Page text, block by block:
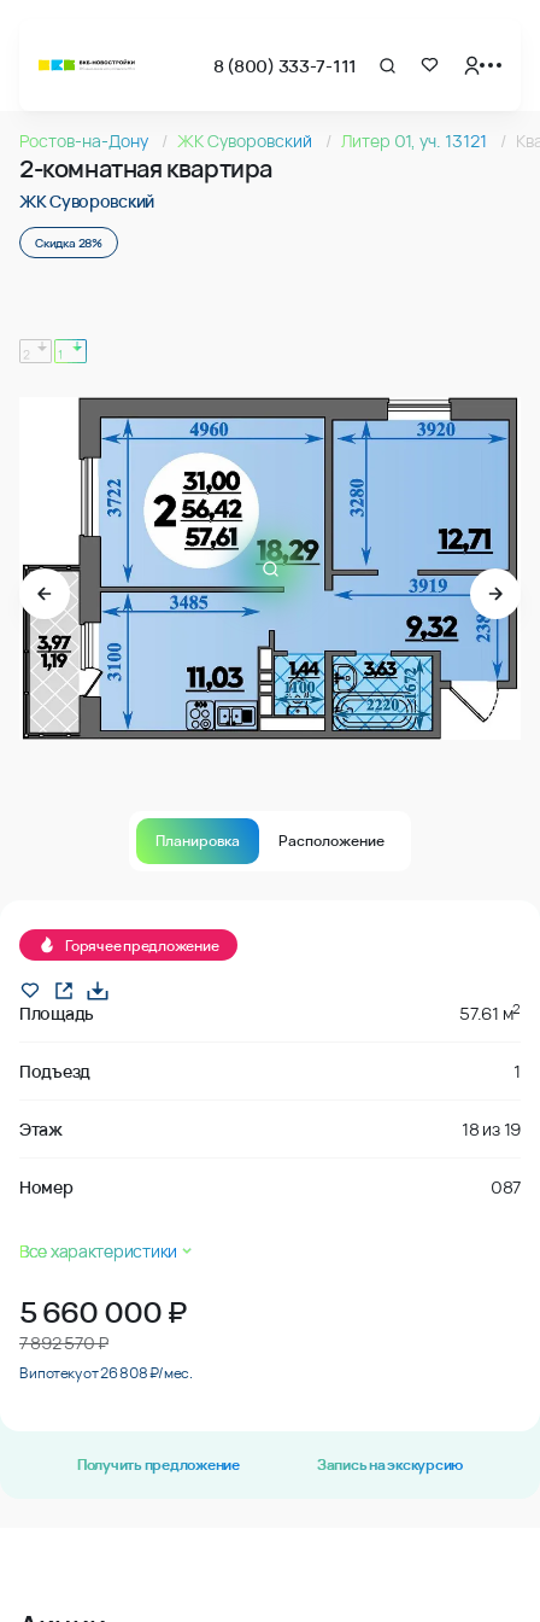
8 (800) 333-7-111
Квартира № 087 в ЖК Суворовский : подъезд 1, этаж 18,
2-комнатная квартира 57.61м2 в ЖК Суворовский, №087
2-комнатная квартира 57.61м2 в ЖК Суворовский, №087
Ростов-на-Дону ЖК Суворовский Литер 01, уч. 13121
2-комнатная квартира
ЖК Суворовский
Скидка 28%
Планировка Расположение
Горячее предложение
Площадь 57.61 м2
Подъезд 1
Этаж 18 из19
Номер 087
Все характеристики
5 660 000₽
7 892 570 ₽
В ипотеку от 26 808 ₽/мес.
Получить предложение Запись на экскурсию